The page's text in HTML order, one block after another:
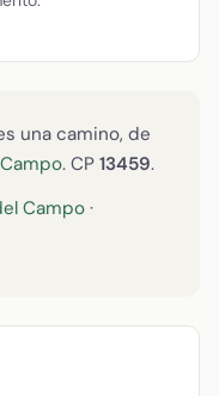
una camino, de
. CP 13459.
Campo·